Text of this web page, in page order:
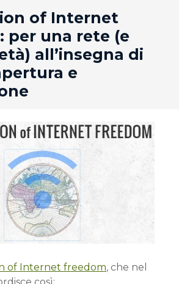
of Internet
per una rete (e
all’insegna di
e
of Internet freedom, che nel